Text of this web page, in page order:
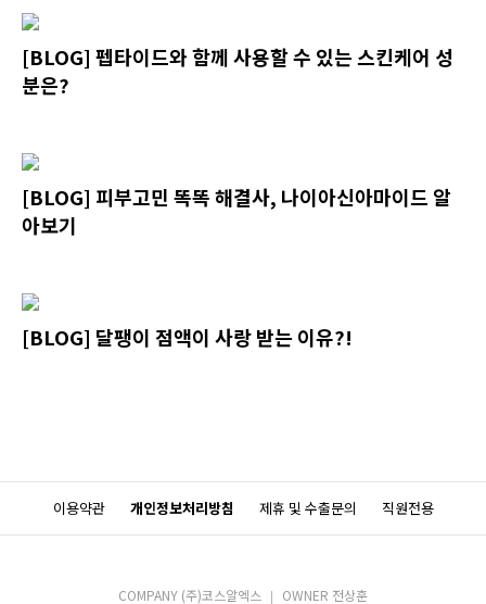
[BLOG] 펩타이드와 함께 사용할 수 있는 스킨케어 성
분은?
[BLOG] 피부고민 똑똑 해결사, 나이아신아마이드 알
아보기
[BLOG] 달팽이 점액이 사랑 받는 이유?!
이용약관 개인정보처리방침 제휴 및 수출문의 직원전용
COMPANY (주)코스알엑스 OWNER 전상훈